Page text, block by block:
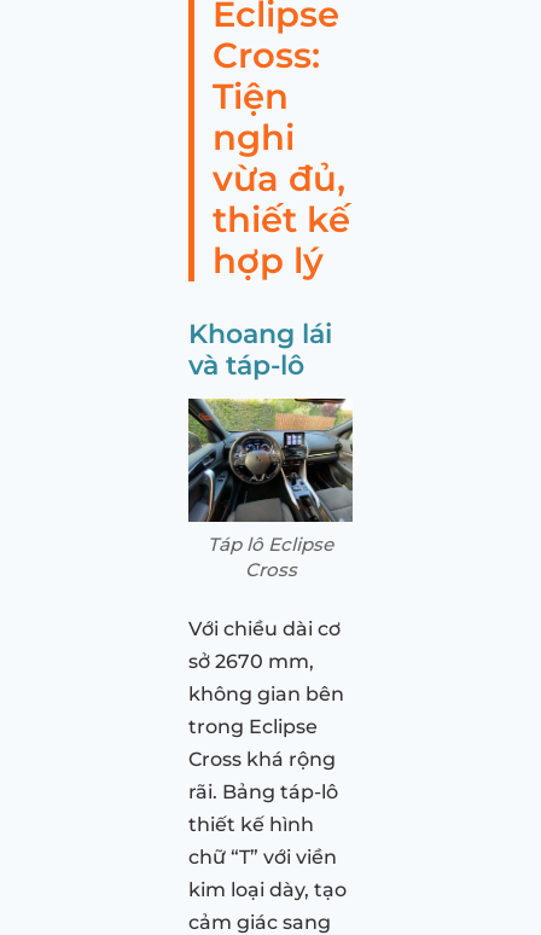
Eclipse
Cross:
Tiện
nghi
vừa đủ,
thiết kế
hợp lý
Khoang lái
và táp-lô
Táp lô Eclipse
Cross
Với chiều dài cơ
sở 2670 mm,
không gian bên
trong Eclipse
Cross khá rộng
rãi. Bảng táp-lô
thiết kế hình
chữ “T” với viền
kim loại dày, tạo
cảm giác sang